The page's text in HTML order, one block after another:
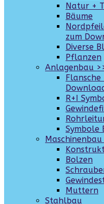
Natur +
Bäume
zum
Diverse
Pflanzen
Anlagenbau
Flansche
R+I
Symbole
Maschinenbau
Bolzen
Muttern
Stahlbau